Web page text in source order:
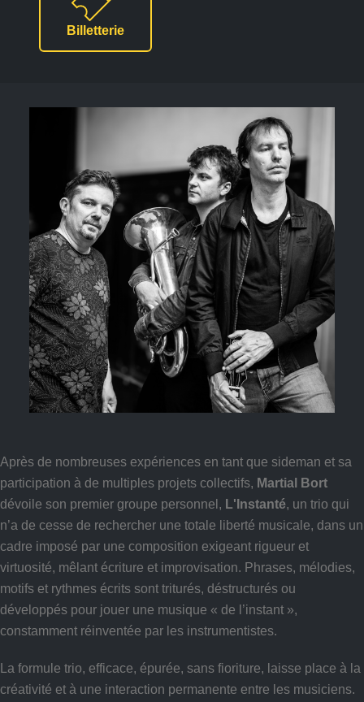
Billetterie
Après de nombreuses expériences en tant que sideman et sa
participation à de multiples projets collectifs, Martial Bort
dévoile son premier groupe personnel, L'Instanté, un trio qui
n’a de cesse de rechercher une totale liberté musicale, dans un
cadre imposé par une composition exigeant rigueur et
virtuosité, mêlant écriture et improvisation. Phrases, mélodies,
motifs et rythmes écrits sont triturés, déstructurés ou
développés pour jouer une musique « de l’instant »,
constamment réinventée par les instrumentistes.
La formule trio, efficace, épurée, sans fioriture, laisse place à la
créativité et à une interaction permanente entre les musiciens.